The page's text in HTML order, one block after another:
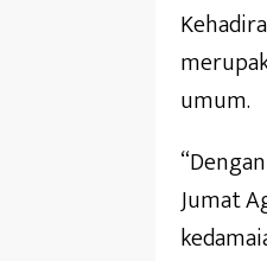
umum.
Jumat